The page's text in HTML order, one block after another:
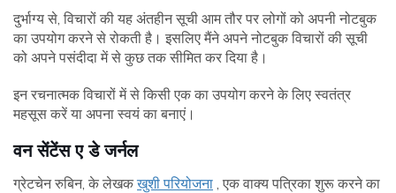
दुर्भाग्य से, विचारों की यह अंतहीन सूची आम तौर पर लोगों को अपनी नोटबुक
का उपयोग करने से रोकती है। इसलिए मैंने अपने नोटबुक विचारों की सूची
को अपने पसंदीदा में से कुछ तक सीमित कर दिया है।
इन रचनात्मक विचारों में से किसी एक का उपयोग करने के लिए स्वतंत्र
महसूस करें या अपना स्वयं का बनाएं।
वन सेंटेंस ए डे जर्नल
ग्रेटचेन रुबिन, के लेखकखुशी परियोजना , एक वाक्य पत्रिका शुरू करने का